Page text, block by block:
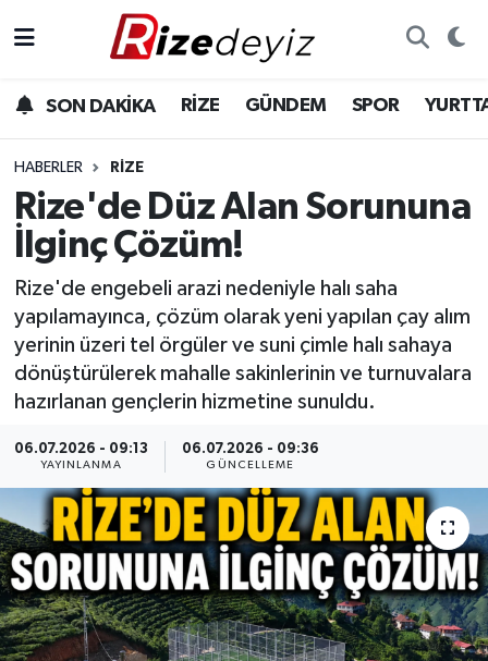
SON DAKİKA RİZE GÜNDEM SPOR
HABERLER RIZE
Rize'de Düz Alan Sorununa
İlginç Çözüm!
Rize'de engebeli arazi nedeniyle halı saha
yapılamayınca, çözüm olarak yeni yapılan çay alım
yerinin üzeri tel örgüler ve suni çimle halı sahaya
dönüştürülerek mahalle sakinlerinin ve turnuvalara
hazırlanan gençlerin hizmetine sunuldu.
06.07.2026 - 09:13
YAYINLANMA
06.07.2026 - 09:36
GÜNCELLEME
Gündem
Yurttan Haberler
Ekonomi
Teknoloji
Rize Hava Durumu
Rize Trafik Yoğunluk Haritası
Süper Lig Puan Durumu ve Fikstür
Tüm Manşetler
Son Dakika Haberleri
Haber Arşivi